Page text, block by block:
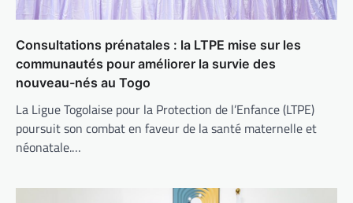
Consultations prénatales : la LTPE mise sur les
communautés pour améliorer la survie des
nouveau-nés au Togo
La Ligue Togolaise pour la Protection de l’Enfance (LTPE)
poursuit son combat en faveur de la santé maternelle et
néonatale.…